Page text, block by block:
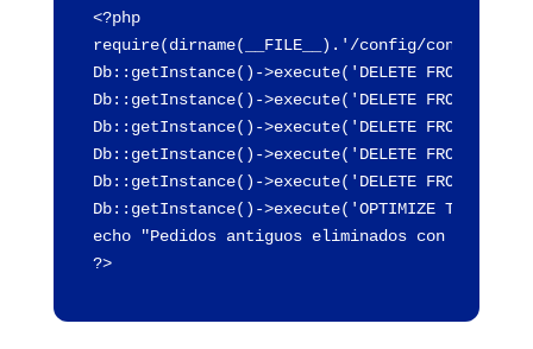
<?php
require(dirname(__FILE__).'/config/
Db::getInstance()->execute('DELETE FROM
Db::getInstance()->execute('DELETE FROM
Db::getInstance()->execute('DELETE FROM
Db::getInstance()->execute('DELETE FROM
Db::getInstance()->execute('DELETE FROM
Db::getInstance()->execute('OPTIMIZE
echo "Pedidos antiguos eliminados con éxito.";
?>